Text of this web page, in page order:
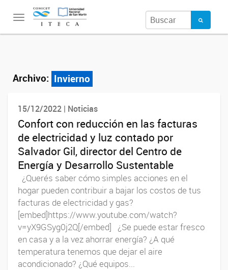
Toggle
Archivo: Invierno
15/12/2022 | Noticias
Confort con reducción en las facturas
de electricidad y luz contado por
Salvador Gil, director del Centro de
Energía y Desarrollo Sustentable
¿Querés saber cómo simples acciones en el
hogar pueden contribuir a bajar los costos de tus
facturas de electricidad y gas?
[embed]https://www.youtube.com/watch?
v=yX9GSyg0j2Q[/embed] ¿Se puede estar fresco
en casa y a la vez ahorrar energía? ¿A qué
temperatura tenemos que dejar el aire
acondicionado? ¿Qué equipos...